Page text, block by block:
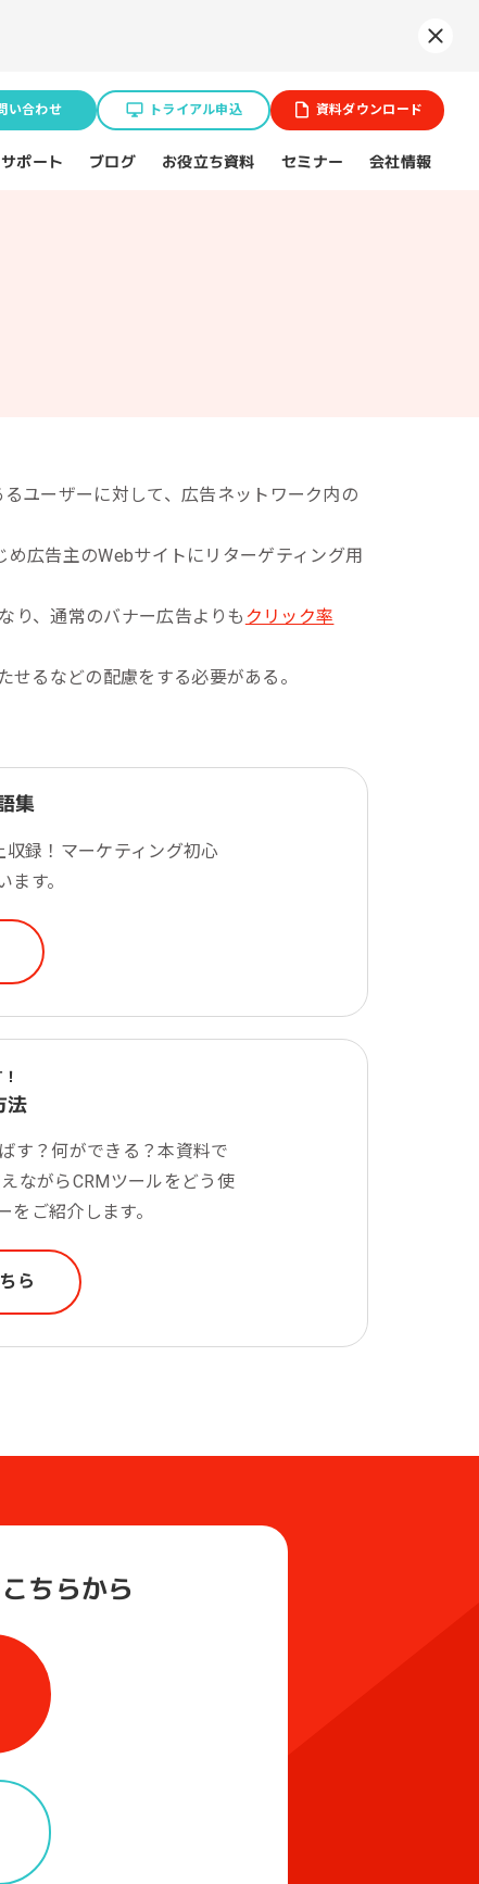
い合わせ トライアル申込 資料ダウンロード
一次産業（農業・漁業）
サポート ブログ お役立ち資料 セミナー 会社情報
ユーザーに対して、広告ネットワーク内の
広告主のWebサイトにリターゲティング用
り、通常のバナー広告よりも クリック率
るなどの配慮をする必要がある。
集
録！マーケティング初心
す。
法
す？何ができる？本資料で
ながらCRMツールをどう使
ご紹介します。
ら
こちらから